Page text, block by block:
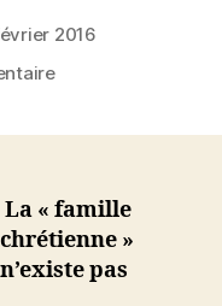
2016
sur
pas
:
au
La « famille
chrétienne »
n’existe pas